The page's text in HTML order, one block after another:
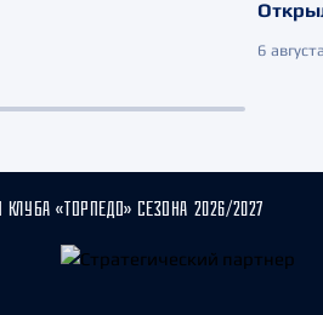
6
«ТОРПЕДО» СЕЗОНА 2026/2027